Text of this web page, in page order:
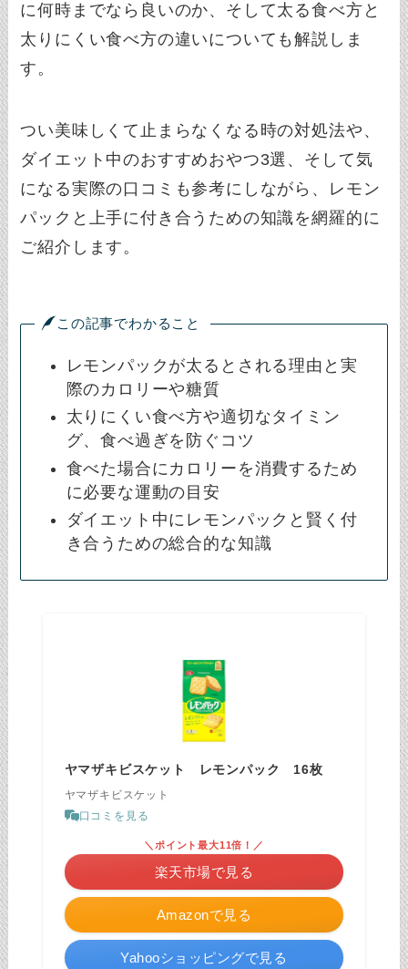
に何時までなら良いのか、そして太る食べ方と
太りにくい食べ方の違いについても解説しま
す。
つい美味しくて止まらなくなる時の対処法や、
ダイエット中のおすすめおやつ3選、そして気
になる実際の口コミも参考にしながら、レモン
パックと上手に付き合うための知識を網羅的に
ご紹介します。
この記事でわかること
レモンパックが太るとされる理由と実
際のカロリーや糖質
太りにくい食べ方や適切なタイミン
グ、食べ過ぎを防ぐコツ
食べた場合にカロリーを消費するため
に必要な運動の目安
ダイエット中にレモンパックと賢く付
き合うための総合的な知識
ヤマザキビスケット レモンパック 16枚
ヤマザキビスケット
口コミを見る
Amazonで見る
＼ポイント最大11倍！／
楽天市場で見る
Yahooショッピングで見る